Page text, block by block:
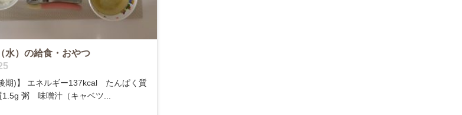
水）の給食・おやつ
期)】 エネルギー137kcal たんぱく質
粥 味噌汁（キャベツ...